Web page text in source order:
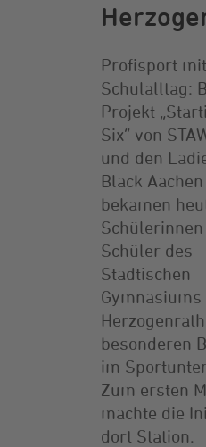
Profisport
Schulalltag:
Projekt
Six“ von
und den
Black Aachen
bekamen
Schüler des
Städtischen
Gymnasiums
Herzogenrath
besonderen
im
Zum ersten
machte die
dort Station.